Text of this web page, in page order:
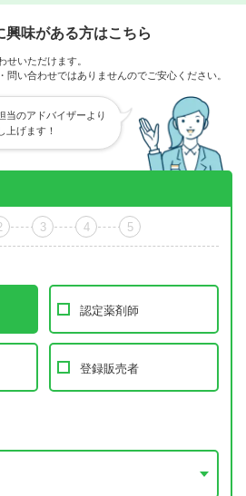
興味がある方はこちら
せいただけます。
問い合わせではありませんのでご安心ください。
当のアドバイザーより
上げます！
3 4 5
認定薬剤師
登録販売者